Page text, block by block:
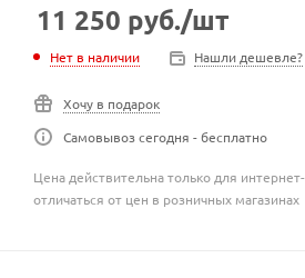
11 250 руб./шт
Нет в наличии Нашли дешевле?
Хочу в подарок
Самовывоз сегодня - бесплатно
Цена действительна только для
отличаться от цен в розничных магазинах